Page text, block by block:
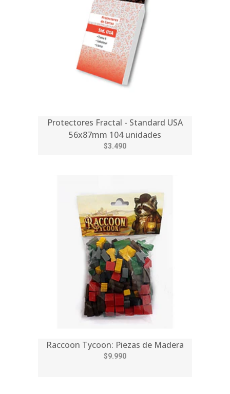
Protectores Fractal - Standard USA
56x87mm 104 unidades
$3.490
Raccoon Tycoon: Piezas de Madera
$9.990